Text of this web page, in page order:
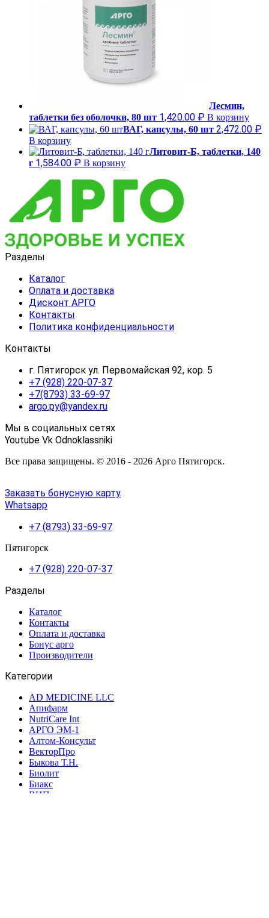
Лесмин,
таблетки без оболочки, 80 шт 1,420.00 ₽ В корзину
ВАГ, капсулы, 60 шт 2,472.00 ₽
В корзину
Литовит-Б, таблетки, 140
г 1,584.00 ₽ В корзину
Разделы
Каталог
Оплата и доставка
Дисконт АРГО
Контакты
Политика конфиденциальности
Контакты
г. Пятигорск ул. Первомайская 92, кор. 5
+7 (928) 220-07-37
+7(8793) 33-69-97
argo.py@yandex.ru
Мы в социальных сетях
Youtube Vk Odnoklassniki
Все права защищены. © 2016 - 2026 Арго Пятигорск.
Заказать бонусную карту
Whatsapp
+7 (8793) 33-69-97
Пятигорск
+7 (928) 220-07-37
Разделы
Каталог
Контакты
Оплата и доставка
Бонус арго
Производители
Категории
AD MEDICINE LLC
Апифарм
NutriCare Int
АРГО ЭМ-1
Алтом-Консульт
ВекторПро
Быкова Т.Н.
Биолит
Биакс
ВИП